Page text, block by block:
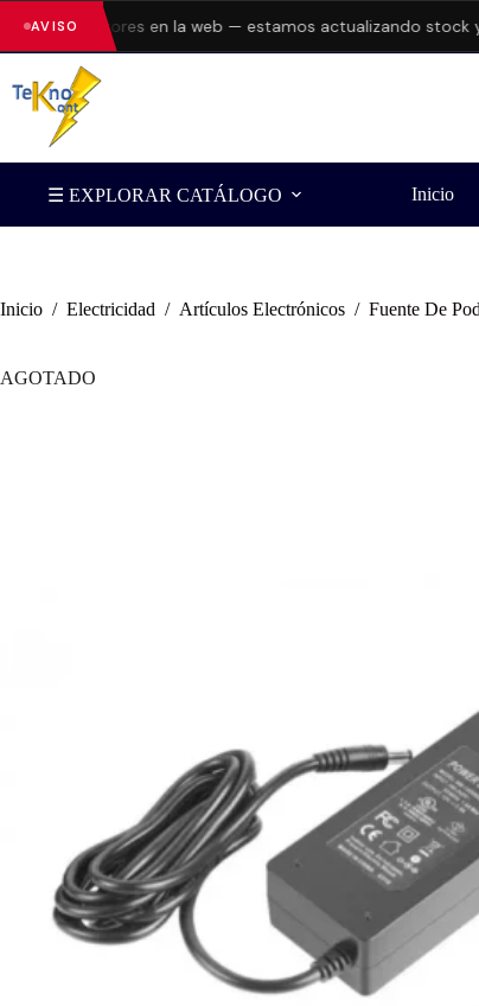
AVISOerrores en la web — estamos actualizando stock y
☰ EXPLORAR CATÁLOGO Inicio
Inicio / Electricidad / Artículos Electrónicos / Fuente De
AGOTADO